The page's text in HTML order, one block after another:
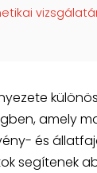
amely
és
segítenek